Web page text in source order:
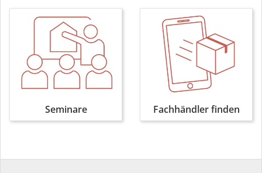
Seminare Fachhändler finden